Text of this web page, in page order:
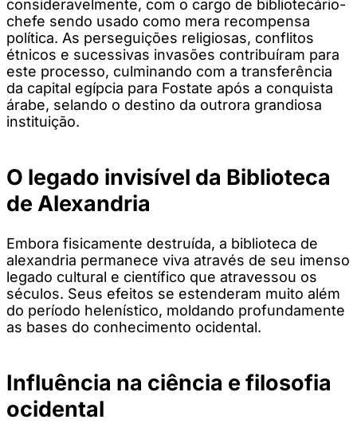
consideravelmente, com o cargo de bibliotecário-
chefe sendo usado como mera recompensa
política. As perseguições religiosas, conflitos
étnicos e sucessivas invasões contribuíram para
este processo, culminando com a transferência
da capital egípcia para Fostate após a conquista
árabe, selando o destino da outrora grandiosa
instituição.
O legado invisível da Biblioteca
de Alexandria
Embora fisicamente destruída, a biblioteca de
alexandria permanece viva através de seu imenso
legado cultural e científico que atravessou os
séculos. Seus efeitos se estenderam muito além
do período helenístico, moldando profundamente
as bases do conhecimento ocidental.
Influência na ciência e filosofia
ocidental